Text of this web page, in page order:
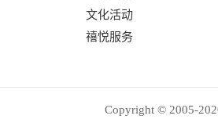
文化活动
禧悦服务
Copyright © 2005-